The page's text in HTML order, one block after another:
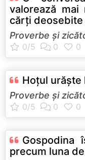
valorează
cărţi deosebite
Proverbe și
Hoţul urăşte
Proverbe și
precum luna